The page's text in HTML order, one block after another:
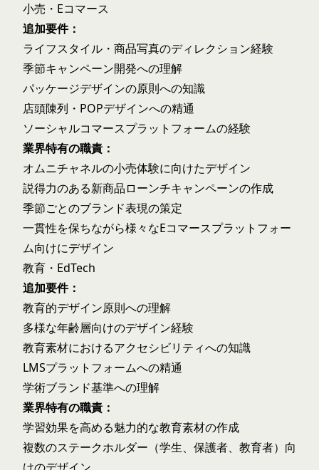
小売・Eコマース
追加要件：
ライフスタイル・商品写真のディレクション経験
季節キャンペーン開発への理解
パッケージデザインの原則への知識
店頭陳列・POPデザインへの精通
ソーシャルコマースプラットフォームの経験
業界特有の職責：
オムニチャネルの小売体験に向けたデザイン
説得力のある新商品ローンチキャンペーンの作成
季節ごとのブランド表現の策定
一貫性を保ちながら様々なEコマースプラットフォー
ム向けにデザイン
教育・EdTech
追加要件：
教育的デザイン原則への理解
多様な年齢層向けのデザイン経験
教育素材におけるアクセシビリティへの知識
LMSプラットフォームへの精通
学術ブランド基準への理解
業界特有の職責：
学習効果を高める魅力的な教育素材の作成
複数のステークホルダー（学生、保護者、教育者）向